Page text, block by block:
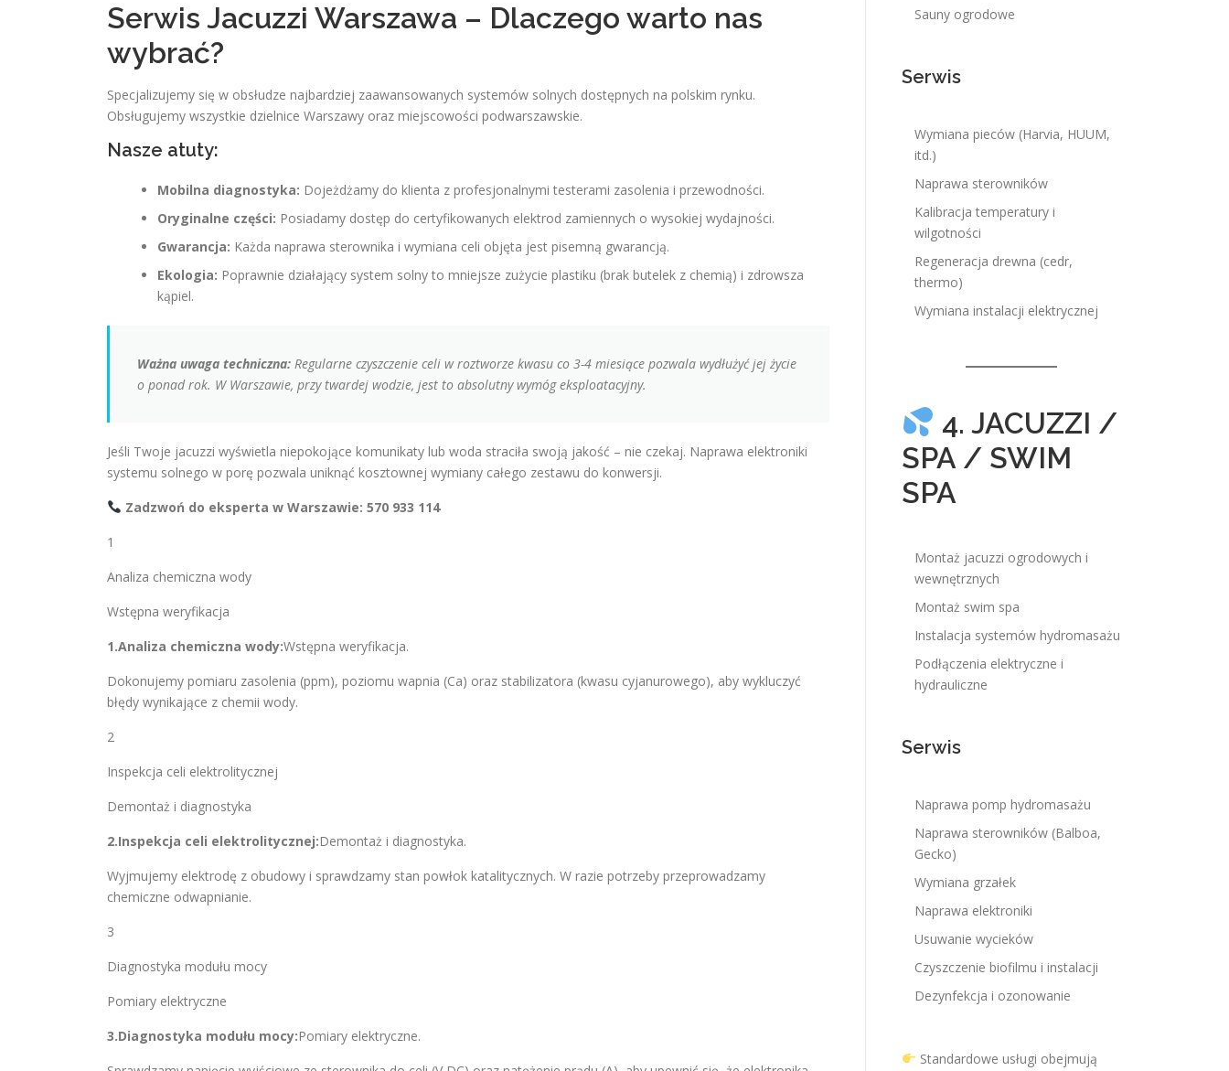
Serwis Jacuzzi Warszawa – Dlaczego warto nas
wybrać?
Specjalizujemy się w obsłudze najbardziej zaawansowanych systemów solnych dostępnych na polskim rynku.
Obsługujemy wszystkie dzielnice Warszawy oraz miejscowości podwarszawskie.
Nasze atuty:
Mobilna diagnostyka: Dojeżdżamy do klienta z profesjonalnymi testerami zasolenia i przewodności.
Oryginalne części: Posiadamy dostęp do certyfikowanych elektrod zamiennych o wysokiej wydajności.
Gwarancja: Każda naprawa sterownika i wymiana celi objęta jest pisemną gwarancją.
Ekologia: Poprawnie działający system solny to mniejsze zużycie plastiku (brak butelek z chemią) i zdrowsza
kąpiel.
Ważna uwaga techniczna: Regularne czyszczenie celi w roztworze kwasu co 3-4 miesiące pozwala wydłużyć jej życie
o ponad rok. W Warszawie, przy twardej wodzie, jest to absolutny wymóg eksploatacyjny.
Jeśli Twoje jacuzzi wyświetla niepokojące komunikaty lub woda straciła swoją jakość – nie czekaj. Naprawa elektroniki
systemu solnego w porę pozwala uniknąć kosztownej wymiany całego zestawu do konwersji.
Zadzwoń do eksperta w Warszawie: 570 933 114
1
Analiza chemiczna wody
Wstępna weryfikacja
1.Analiza chemiczna wody:Wstępna weryfikacja.
Dokonujemy pomiaru zasolenia (ppm), poziomu wapnia (Ca) oraz stabilizatora (kwasu cyjanurowego), aby wykluczyć
błędy wynikające z chemii wody.
2
Inspekcja celi elektrolitycznej
Demontaż i diagnostyka
2.Inspekcja celi elektrolitycznej:Demontaż i diagnostyka.
Wyjmujemy elektrodę z obudowy i sprawdzamy stan powłok katalitycznych. W razie potrzeby przeprowadzamy
chemiczne odwapnianie.
3
Diagnostyka modułu mocy
Pomiary elektryczne
3.Diagnostyka modułu mocy:Pomiary elektryczne.
Sauny ogrodowe
Serwis
Wymiana pieców (Harvia, HUUM,
itd.)
Naprawa sterowników
Kalibracja temperatury i
wilgotności
Regeneracja drewna (cedr,
thermo)
Wymiana instalacji elektrycznej
4. JACUZZI /
SPA / SWIM
SPA
Montaż jacuzzi ogrodowych i
wewnętrznych
Montaż swim spa
Instalacja systemów hydromasażu
Podłączenia elektryczne i
hydrauliczne
Serwis
Naprawa pomp hydromasażu
Naprawa sterowników (Balboa,
Gecko)
Wymiana grzałek
Naprawa elektroniki
Usuwanie wycieków
Czyszczenie biofilmu i instalacji
Dezynfekcja i ozonowanie
Standardowe usługi obejmują